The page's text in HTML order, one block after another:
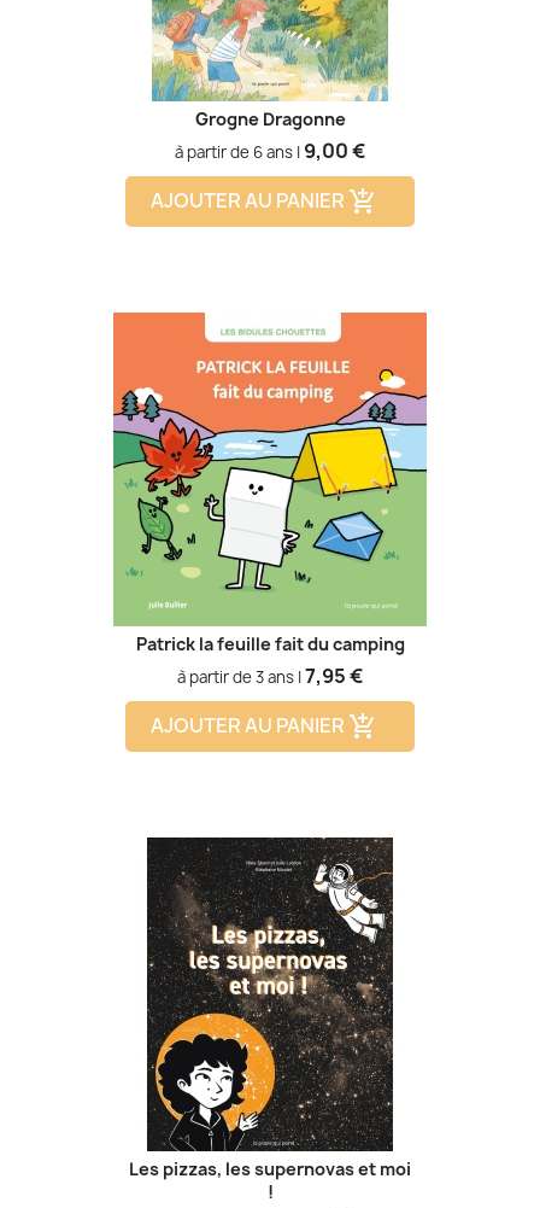
Grogne Dragonne
à partir de 6 ans | Prix
9,00 €
AJOUTER AU PANIER add_shopping_cart
Patrick la feuille fait du camping
à partir de 3 ans |Prix
7,95 €
AJOUTER AU PANIER add_shopping_cart
Les pizzas, les supernovas et moi
!